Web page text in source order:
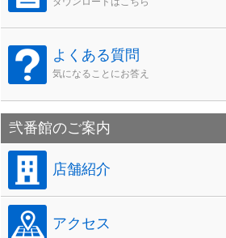
よくある質問
気になることにお答え
弐番館のご案内
店舗紹介
アクセス